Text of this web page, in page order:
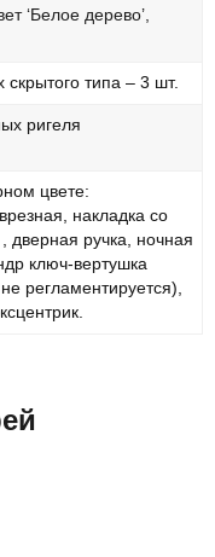
‘Белое дерево’,
типа – 3 шт.
ригеля
цвете:
накладка со
дверная ручка, ночная
ключ-вертушка
регламентируется),